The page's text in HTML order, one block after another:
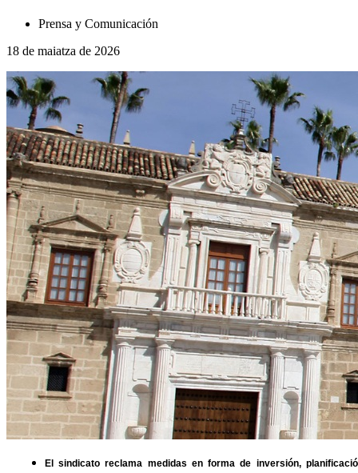
Prensa y Comunicación
18 de maiatza de 2026
El sindicato reclama medidas en forma de inversión,